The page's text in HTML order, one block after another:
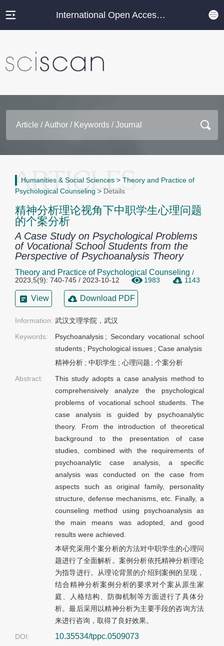
International Open Access Journal Platform
Humanities & Social Sciences > Theory and Practice of
Psychological Counseling > Details
精神分析理论视角下中职学生心理问题
的个案分析
A Case Study on Psychological Problems
of Vocational School Students from the
Perspective of Psychoanalysis Theory
Theory and Practice of Psychological Counseling /
2023,5(9): 740-745 / 2023-10-12
1983 1143
View Download PDF
Information: 武汉文理学院，武汉
Keywords:
Psychoanalysis ; Secondary vocational school
students ; Psychological issues ; Case analysis
精神分析 ; 中职学生 ; 心理问题 ;个案分析
Abstract:
This study adopts a case analysis method to
comprehensively analyze the psychological
problems of vocational school students. The
case analysis is guided by psychoanalytic
theory. From the introduction of theoretical
background to the presentation of case
studies, combined with the requirements of
psychoanalytic case analysis, a specific
analysis was conducted on the case from
aspects such as original family, personality
structure, defense mechanisms, etc. Finally, a
counseling method using psychoanalysis as
the main means was adopted, and good
results were achieved.
本研究采用个案分析的方法对中职学生的心理问
题进行了全面解析。案例分析依托精神分析理论
为指导进行。从理论背景的介绍到案例的呈现，
结合精神分析案例分析的要求对个案从原生家
庭、人格结构、防御机制等方面进行了具体分
析。最后采用以精神分析为主要手段的咨询方法
来进行咨询，取得了良好效果。
DOI:
10.35534/tppc.0509073